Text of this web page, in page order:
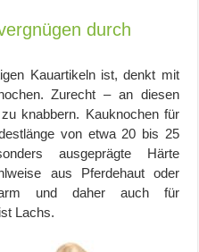
durch
Kauartikeln ist, denkt mit
Zurecht – an diesen
knabbern. Kauknochen für
von etwa 20 bis 25
ausgeprägte Härte
aus Pferdehaut oder
und daher auch für
Lachs.